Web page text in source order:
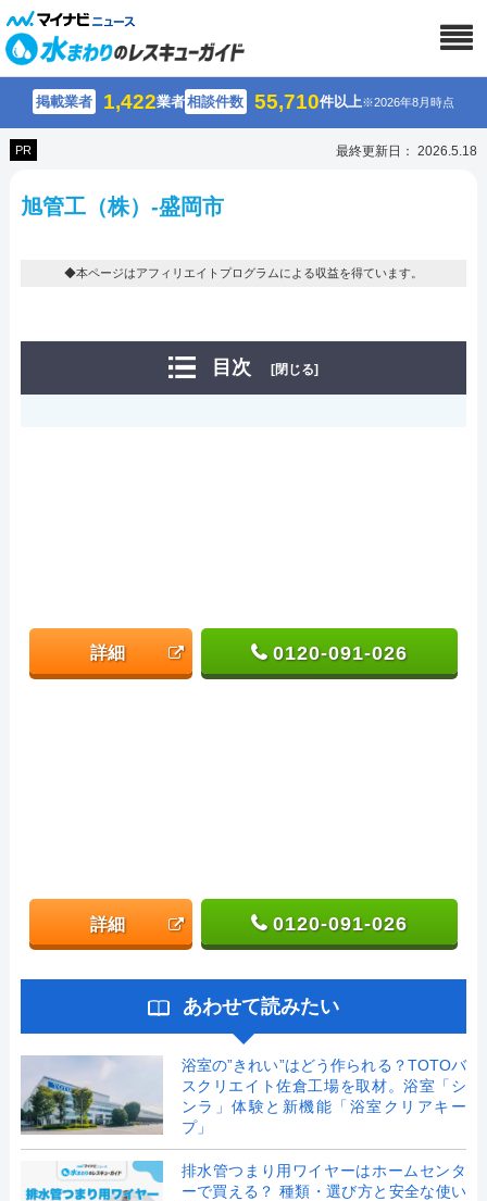
掲載業者 1,422業者相談件数 55,710件以上※2026年8月時点
PR 最終更新日： 2026.5.18
旭管工（株）-盛岡市
◆本ページはアフィリエイトプログラムによる収益を得ています。
目次 [閉じる]
詳細 0120-091-026
詳細 0120-091-026
あわせて読みたい
浴室の”きれい”はどう作られる？TOTOバ
スクリエイト佐倉工場を取材。浴室「シ
ンラ」体験と新機能「浴室クリアキー
プ」
排水管つまり用ワイヤーはホームセンタ
ーで買える？ 種類・選び方と安全な使い